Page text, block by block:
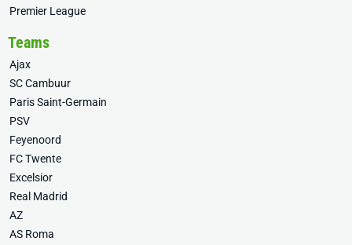
Premier League
Teams
Ajax
SC Cambuur
Paris Saint-Germain
PSV
Feyenoord
FC Twente
Excelsior
Real Madrid
AZ
AS Roma